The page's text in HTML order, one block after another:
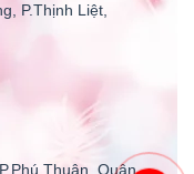
P.Thịnh Liệt,
Thuận, Quận